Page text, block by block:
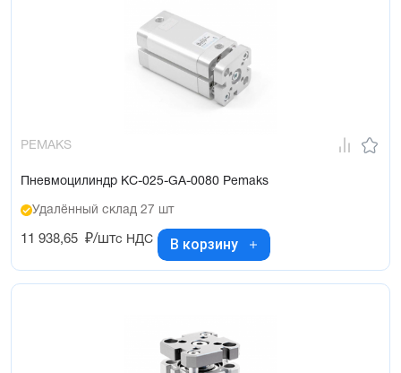
PEMAKS
Пневмоцилиндр KC-025-GA-0080 Pemaks
Удалённый склад 27 шт
11 938,65 ₽/штс НДС В корзину